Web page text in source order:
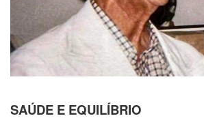
SAÚDE E EQUILÍBRIO